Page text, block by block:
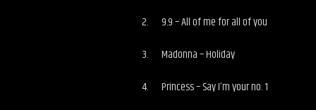
9.9 – All of me for all of you
Madonna – Holiday
Princess – Say I’m your no. 1